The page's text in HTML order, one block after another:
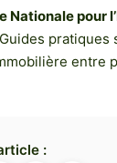
Nationale pour
Guides pratiques
entre
: